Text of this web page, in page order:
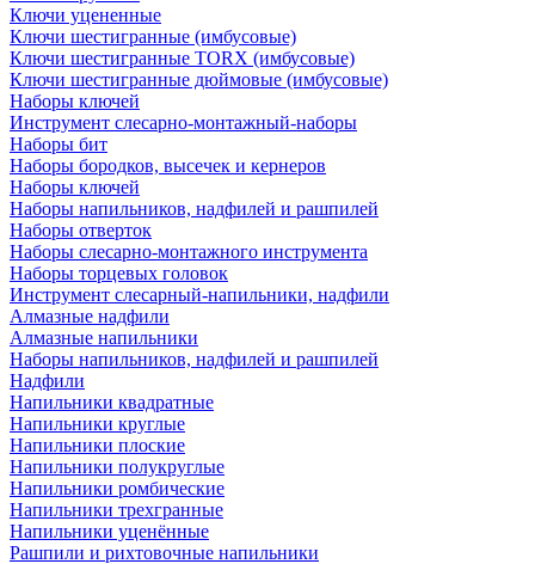
Ключи уцененные
Ключи шестигранные (имбусовые)
Ключи шестигранные TORX (имбусовые)
Ключи шестигранные дюймовые (имбусовые)
Наборы ключей
Инструмент слесарно-монтажный-наборы
Наборы бит
Наборы бородков, высечек и кернеров
Наборы ключей
Наборы напильников, надфилей и рашпилей
Наборы отверток
Наборы слесарно-монтажного инструмента
Наборы торцевых головок
Инструмент слесарный-напильники, надфили
Алмазные надфили
Алмазные напильники
Наборы напильников, надфилей и рашпилей
Надфили
Напильники квадратные
Напильники круглые
Напильники плоские
Напильники полукруглые
Напильники ромбические
Напильники трехгранные
Напильники уценённые
Рашпили и рихтовочные напильники